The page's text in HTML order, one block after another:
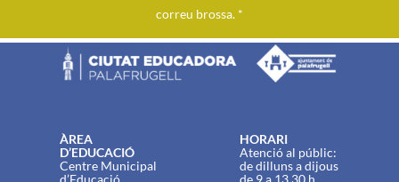
correu brossa. *
ÀREA
D’EDUCACIÓ
Centre Municipal
d’Educació
HORARI
Atenció al públic:
de dilluns a dijous
de 9 a 13.30 h